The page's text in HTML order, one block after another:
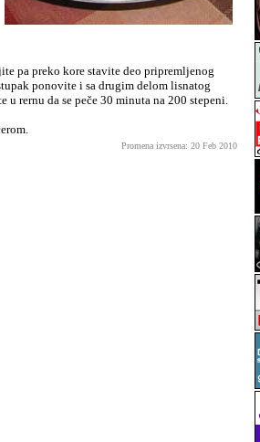
pa preko kore stavite deo pripremljenog
ponovite i sa drugim delom lisnatog
rernu da se peče 30 minuta na 200 stepeni.
Promena izvrsena: 20 Feb 2010